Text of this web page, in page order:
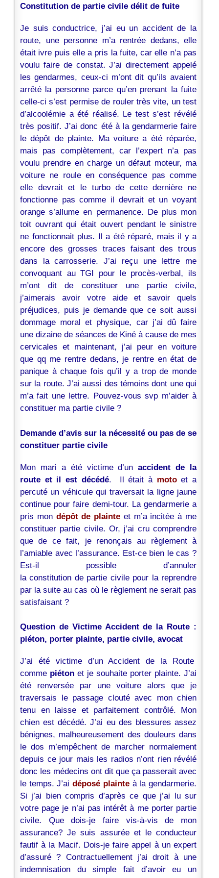
Constitution de partie civile délit de fuite
Je suis conductrice, j’ai eu un accident de la
route, une personne m’a rentrée dedans, elle
était ivre puis elle a pris la fuite, car elle n’a pas
voulu faire de constat. J’ai directement appelé
les gendarmes, ceux-ci m’ont dit qu’ils avaient
arrêté la personne parce qu’en prenant la fuite
celle-ci s’est permise de rouler très vite, un test
d’alcoolémie a été réalisé. Le test s’est révélé
très positif. J’ai donc été à la gendarmerie faire
le dépôt de plainte. Ma voiture a été réparée,
mais pas complètement, car l’expert n’a pas
voulu prendre en charge un défaut moteur, ma
voiture ne roule en conséquence pas comme
elle devrait et le turbo de cette dernière ne
fonctionne pas comme il devrait et un voyant
orange s’allume en permanence. De plus mon
toit ouvrant qui était ouvert pendant le sinistre
ne fonctionnait plus. Il a été réparé, mais il y a
encore des grosses traces faisant des trous
dans la carrosserie. J’ai reçu une lettre me
convoquant au TGI pour le procès-verbal, ils
m’ont dit de constituer une partie civile,
j’aimerais avoir votre aide et savoir quels
préjudices, puis je demande que ce soit aussi
dommage moral et physique, car j’ai dû faire
une dizaine de séances de Kiné à cause de mes
cervicales et maintenant, j’ai peur en voiture
que qq me rentre dedans, je rentre en état de
panique à chaque fois qu’il y a trop de monde
sur la route. J’ai aussi des témoins dont une qui
m’a fait une lettre. Pouvez-vous svp m’aider à
constituer ma partie civile ?
Demande d’avis sur la nécessité ou pas de se
constituer partie civile
Mon mari a été victime d’unaccident de la
route et il est décédé. Il était à moto et a
percuté un véhicule qui traversait la ligne jaune
continue pour faire demi-tour. La gendarmerie a
pris mondépôt de plainte et m’a incitée à me
constituer partie civile. Or, j’ai cru comprendre
que de ce fait, je renonçais au règlement à
l’amiable avec l’assurance. Est-ce bien le cas ?
Est-il possible d’annuler
la constitution de partie civile pour la reprendre
par la suite au cas où le règlement ne serait pas
satisfaisant ?
Question de Victime Accident de la Route :
piéton, porter plainte, partie civile, avocat
J’ai été victime d’un Accident de la Route
comme piéton et je souhaite porter plainte. J’ai
été renversée par une voiture alors que je
traversais le passage clouté avec mon chien
tenu en laisse et parfaitement contrôlé. Mon
chien est décédé. J’ai eu des blessures assez
bénignes, malheureusement des douleurs dans
le dos m’empêchent de marcher normalement
depuis ce jour mais les radios n’ont rien révélé
donc les médecins ont dit que ça passerait avec
le temps. J’aidéposé plainteà la gendarmerie.
Si j’ai bien compris d’après ce que j’ai lu sur
votre page je n’ai pas intérêt à me porter partie
civile. Que dois-je faire vis-à-vis de mon
assurance? Je suis assurée et le conducteur
fautif à la Macif. Dois-je faire appel à un expert
d’assuré ? Contractuellement j’ai droit à une
indemnisation du simple fait d’avoir eu un